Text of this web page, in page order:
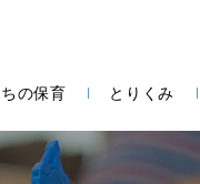
の保育 とりくみ